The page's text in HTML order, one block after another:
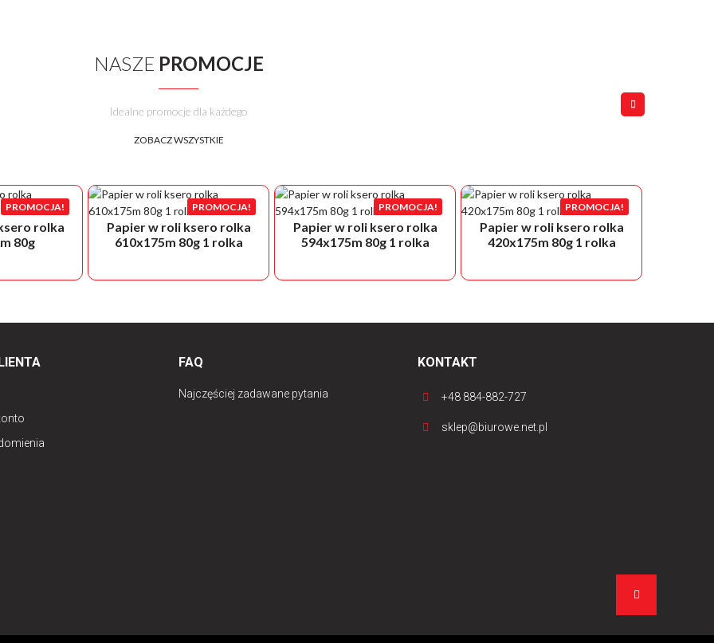
NASZE PROMOCJE
Idealne promocje dla każdego
ZOBACZ WSZYSTKIE
PROMOCJA!
rolka
80g
PROMOCJA!
Papier w roli ksero rolka
610x175m 80g 1 rolka
PROMOCJA!
Papier w roli ksero rolka
594x175m 80g 1 rolka
PROMOCJA!
Papier w roli ksero rolka
420x175m 80g 1 rolka
FAQ
Najczęściej zadawane pytania
KONTAKT
+48 884-882-727
sklep@biurowe.net.pl